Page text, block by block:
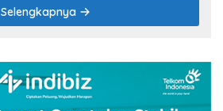
Selengkapnya